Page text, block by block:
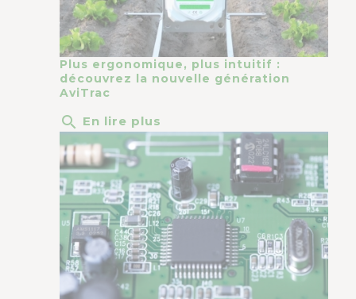
Plus ergonomique, plus intuitif :
découvrez la nouvelle génération
AviTrac
search En lire plus